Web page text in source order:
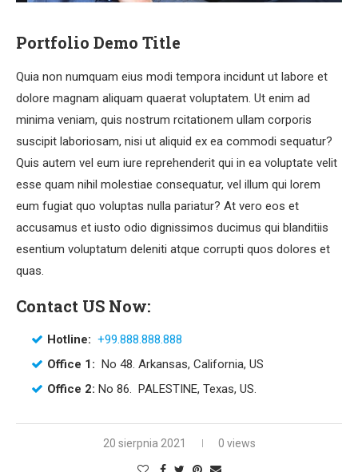
Portfolio Demo Title
Quia non numquam eius modi tempora incidunt ut labore et
dolore magnam aliquam quaerat voluptatem. Ut enim ad
minima veniam, quis nostrum rcitationem ullam corporis
suscipit laboriosam, nisi ut aliquid ex ea commodi sequatur?
Quis autem vel eum iure reprehenderit qui in ea voluptate velit
esse quam nihil molestiae consequatur, vel illum qui lorem
eum fugiat quo voluptas nulla pariatur? At vero eos et
accusamus et iusto odio dignissimos ducimus qui blanditiis
esentium voluptatum deleniti atque corrupti quos dolores et
quas.
Contact US Now:
Hotline: +99.888.888.888
Office 1: No 48. Arkansas, California, US
Office 2: No 86. PALESTINE, Texas, US.
20 sierpnia 2021 0 views